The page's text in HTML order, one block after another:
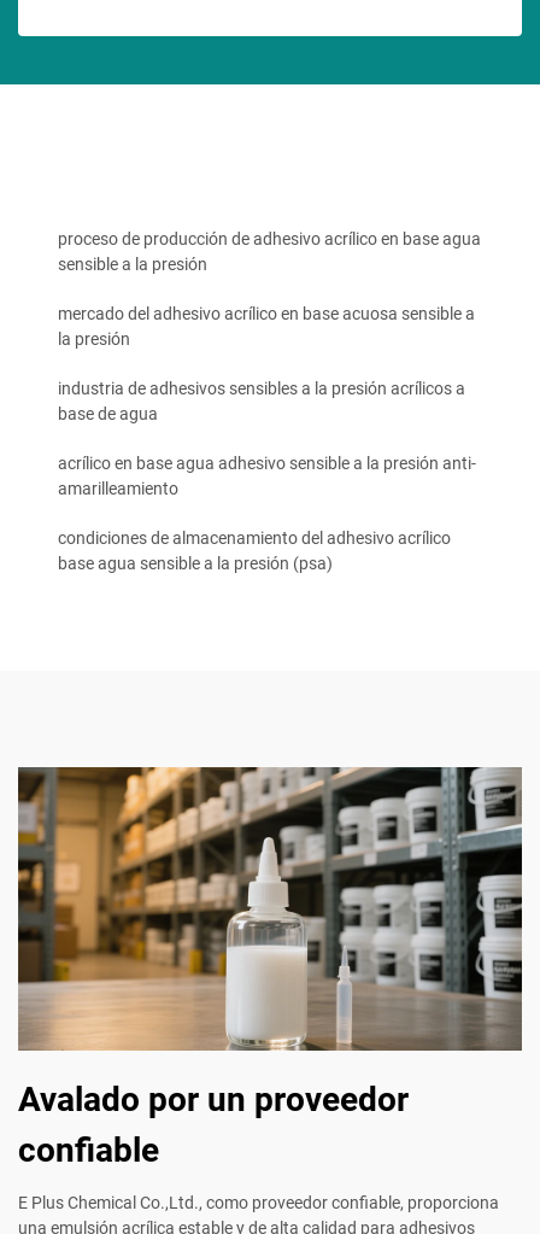
proceso de producción de adhesivo acrílico en base agua
sensible a la presión
mercado del adhesivo acrílico en base acuosa sensible a
la presión
industria de adhesivos sensibles a la presión acrílicos a
base de agua
acrílico en base agua adhesivo sensible a la presión anti-
amarilleamiento
condiciones de almacenamiento del adhesivo acrílico
base agua sensible a la presión (psa)
Avalado por un proveedor
confiable
E Plus Chemical Co.,Ltd., como proveedor confiable, proporciona
una emulsión acrílica estable y de alta calidad para adhesivos